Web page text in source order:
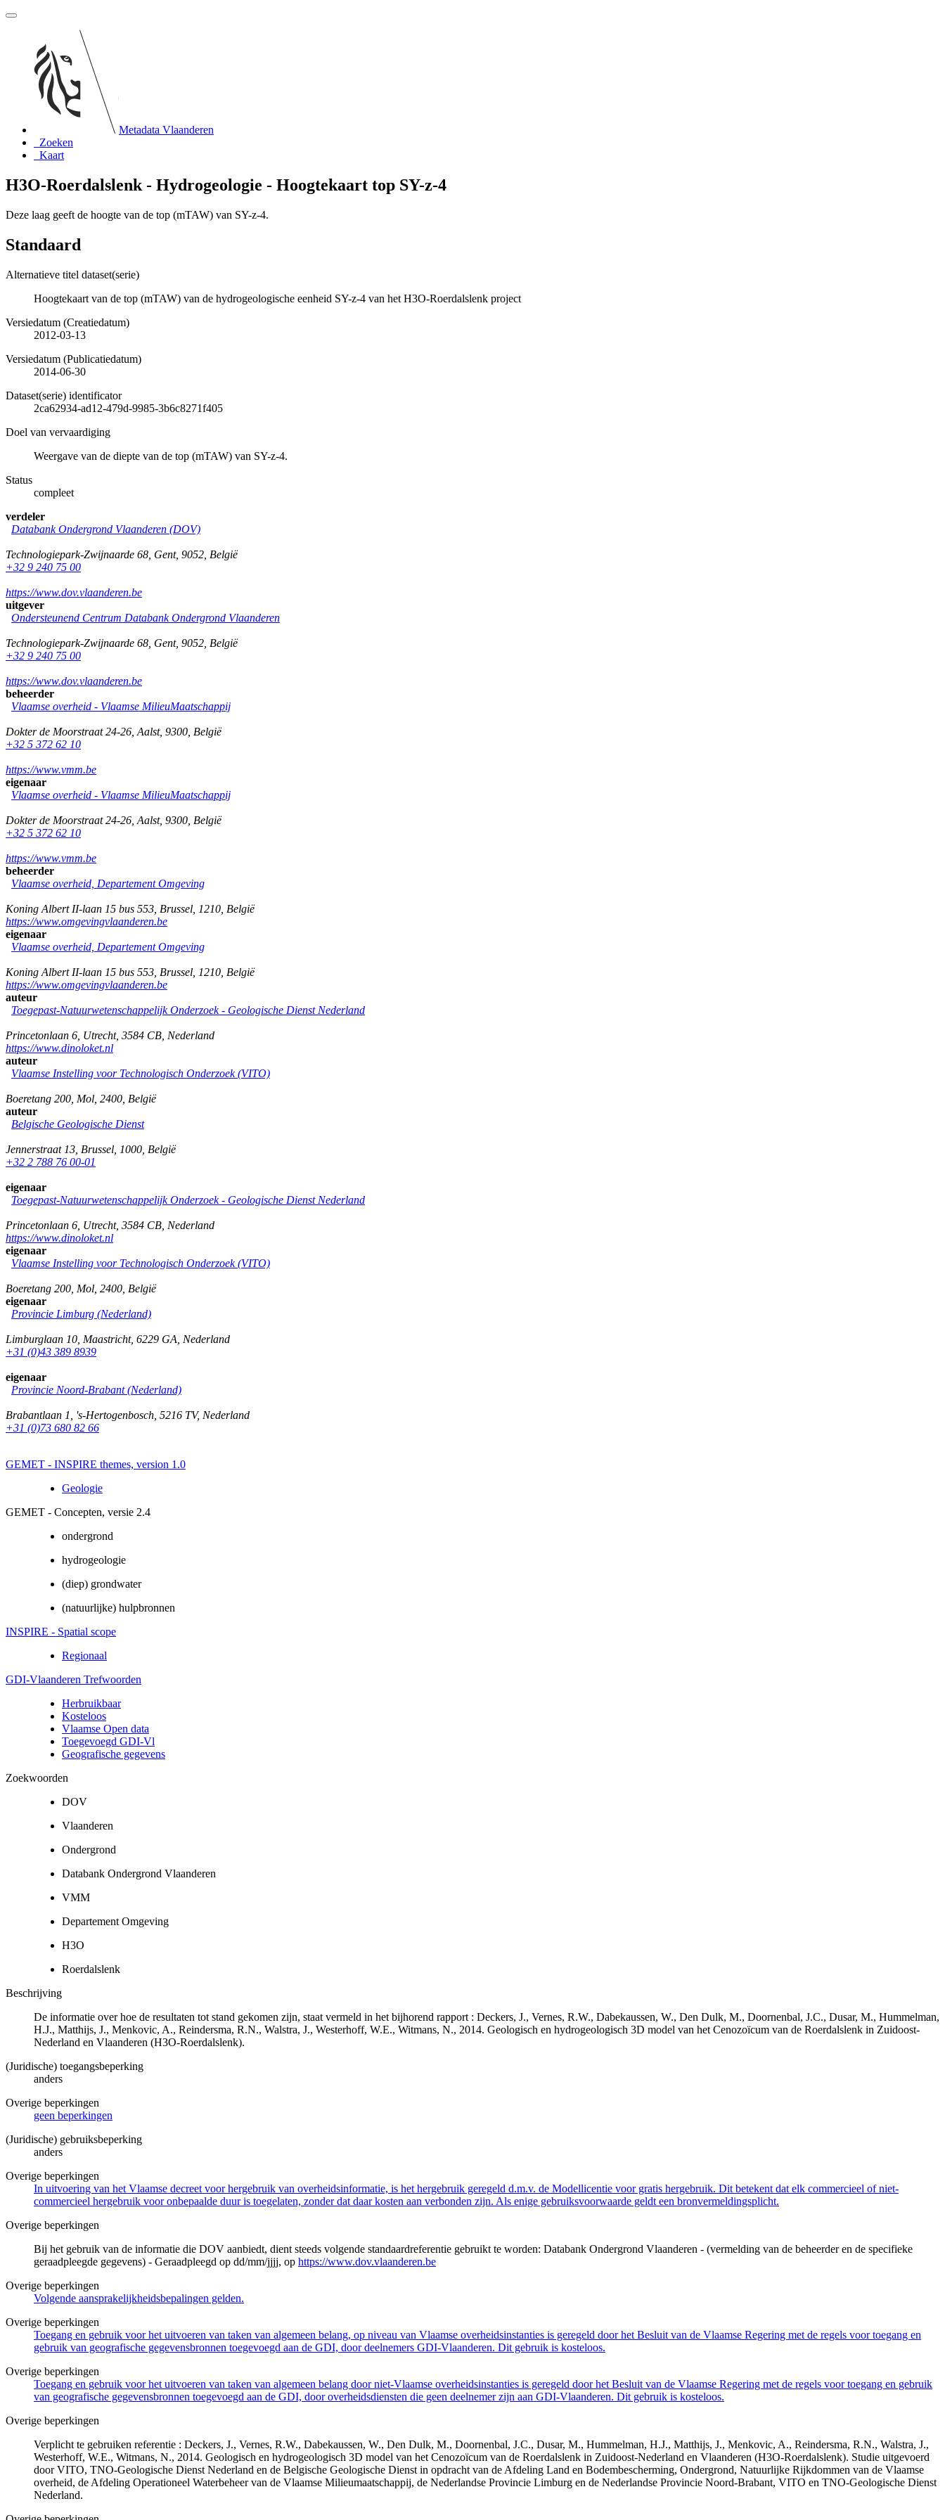
Metadata Vlaanderen
Zoeken
Kaart
H3O-Roerdalslenk - Hydrogeologie - Hoogtekaart top SY-z-4
Deze laag geeft de hoogte van de top (mTAW) van SY-z-4.
Standaard
Alternatieve titel dataset(serie)
Hoogtekaart van de top (mTAW) van de hydrogeologische eenheid SY-z-4 van het H3O-Roerdalslenk project
Versiedatum (Creatiedatum)
2012-03-13
Versiedatum (Publicatiedatum)
2014-06-30
Dataset(serie) identificator
2ca62934-ad12-479d-9985-3b6c8271f405
Doel van vervaardiging
Weergave van de diepte van de top (mTAW) van SY-z-4.
Status
compleet
verdeler
Databank Ondergrond Vlaanderen (DOV)
Technologiepark-Zwijnaarde 68 Gent, 9052 België
+32 9 240 75 00
https://www.dov.vlaanderen.be
uitgever
Ondersteunend Centrum Databank Ondergrond Vlaanderen
Technologiepark-Zwijnaarde 68 Gent, 9052 België
+32 9 240 75 00
https://www.dov.vlaanderen.be
beheerder
Vlaamse overheid - Vlaamse MilieuMaatschappij
Dokter de Moorstraat 24-26 Aalst, 9300 België
+32 5 372 62 10
https://www.vmm.be
eigenaar
Vlaamse overheid - Vlaamse MilieuMaatschappij
Dokter de Moorstraat 24-26 Aalst, 9300 België
+32 5 372 62 10
https://www.vmm.be
beheerder
Vlaamse overheid, Departement Omgeving
Koning Albert II-laan 15 bus 553 Brussel 1210 België
https://www.omgevingvlaanderen.be
eigenaar
Vlaamse overheid, Departement Omgeving
Koning Albert II-laan 15 bus 553 Brussel 1210 België
https://www.omgevingvlaanderen.be
auteur
Toegepast-Natuurwetenschappelijk Onderzoek - Geologische Dienst Nederland
Princetonlaan 6 Utrecht, 3584 CB Nederland
https://www.dinoloket.nl
auteur
Vlaamse Instelling voor Technologisch Onderzoek (VITO)
Boeretang 200 Mol 2400 België
auteur
Belgische Geologische Dienst
Jennerstraat 13 Brussel 1000 België
+32 2 788 76 00-01
eigenaar
Toegepast-Natuurwetenschappelijk Onderzoek - Geologische Dienst Nederland
Princetonlaan 6 Utrecht, 3584 CB Nederland
https://www.dinoloket.nl
eigenaar
Vlaamse Instelling voor Technologisch Onderzoek (VITO)
Boeretang 200 Mol 2400 België
eigenaar
Provincie Limburg (Nederland)
Limburglaan 10 Maastricht, 6229 GA Nederland
+31 (0)43 389 8939
eigenaar
Provincie Noord-Brabant (Nederland)
Brabantlaan 1 's-Hertogenbosch 5216 TV, Nederland
+31 (0)73 680 82 66
GEMET - INSPIRE themes, version 1.0
Geologie
GEMET - Concepten, versie 2.4
ondergrond
hydrogeologie
(diep) grondwater
(natuurlijke) hulpbronnen
INSPIRE - Spatial scope
Regionaal
GDI-Vlaanderen Trefwoorden
Herbruikbaar
Kosteloos
Vlaamse Open data
Toegevoegd GDI-Vl
Geografische gegevens
Zoekwoorden
DOV
Vlaanderen
Ondergrond
Databank Ondergrond Vlaanderen
VMM
Departement Omgeving
H3O
Roerdalslenk
Beschrijving
De informatie over hoe de resultaten tot stand gekomen zijn, staat vermeld in het bijhorend rapport : Deckers, J., Vernes, R.W., Dabekaussen, W., Den Dulk, M., Doornenbal, J.C., Dusar, M., Hummelman,
H.J., Matthijs, J., Menkovic, A., Reindersma, R.N., Walstra, J., Westerhoff, W.E., Witmans, N., 2014. Geologisch en hydrogeologisch 3D model van het Cenozoïcum van de Roerdalslenk in Zuidoost-
Nederland en Vlaanderen (H3O-Roerdalslenk).
(Juridische) toegangsbeperking
anders
Overige beperkingen
geen beperkingen
(Juridische) gebruiksbeperking
anders
Overige beperkingen
In uitvoering van het Vlaamse decreet voor hergebruik van overheidsinformatie, is het hergebruik geregeld d.m.v. de Modellicentie voor gratis hergebruik. Dit betekent dat elk commercieel of niet-
commercieel hergebruik voor onbepaalde duur is toegelaten, zonder dat daar kosten aan verbonden zijn. Als enige gebruiksvoorwaarde geldt een bronvermeldingsplicht.
Overige beperkingen
Bij het gebruik van de informatie die DOV aanbiedt, dient steeds volgende standaardreferentie gebruikt te worden: Databank Ondergrond Vlaanderen - (vermelding van de beheerder en de specifieke
geraadpleegde gegevens) - Geraadpleegd op dd/mm/jjjj, op https://www.dov.vlaanderen.be
Overige beperkingen
Volgende aansprakelijkheidsbepalingen gelden.
Overige beperkingen
Toegang en gebruik voor het uitvoeren van taken van algemeen belang, op niveau van Vlaamse overheidsinstanties is geregeld door het Besluit van de Vlaamse Regering met de regels voor toegang en
gebruik van geografische gegevensbronnen toegevoegd aan de GDI, door deelnemers GDI-Vlaanderen. Dit gebruik is kosteloos.
Overige beperkingen
Toegang en gebruik voor het uitvoeren van taken van algemeen belang door niet-Vlaamse overheidsinstanties is geregeld door het Besluit van de Vlaamse Regering met de regels voor toegang en gebruik
van geografische gegevensbronnen toegevoegd aan de GDI, door overheidsdiensten die geen deelnemer zijn aan GDI-Vlaanderen. Dit gebruik is kosteloos.
Overige beperkingen
Verplicht te gebruiken referentie : Deckers, J., Vernes, R.W., Dabekaussen, W., Den Dulk, M., Doornenbal, J.C., Dusar, M., Hummelman, H.J., Matthijs, J., Menkovic, A., Reindersma, R.N., Walstra, J.,
Westerhoff, W.E., Witmans, N., 2014. Geologisch en hydrogeologisch 3D model van het Cenozoïcum van de Roerdalslenk in Zuidoost-Nederland en Vlaanderen (H3O-Roerdalslenk). Studie uitgevoerd
door VITO, TNO-Geologische Dienst Nederland en de Belgische Geologische Dienst in opdracht van de Afdeling Land en Bodembescherming, Ondergrond, Natuurlijke Rijkdommen van de Vlaamse
overheid, de Afdeling Operationeel Waterbeheer van de Vlaamse Milieumaatschappij, de Nederlandse Provincie Limburg en de Nederlandse Provincie Noord-Brabant, VITO en TNO-Geologische Dienst
Nederland.